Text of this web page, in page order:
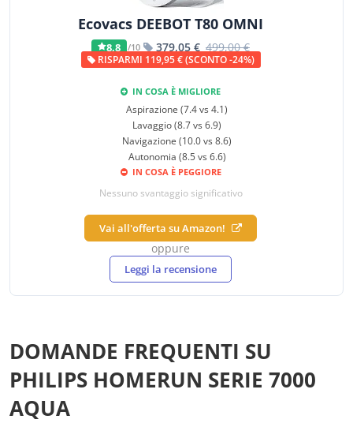
Ecovacs DEEBOT T80 OMNI
8,8 /10 379,05 € 499,00 €
RISPARMI 119,95 € (SCONTO -24%)
IN COSA È MIGLIORE
Aspirazione (7.4 vs 4.1)
Lavaggio (8.7 vs 6.9)
Navigazione (10.0 vs 8.6)
Autonomia (8.5 vs 6.6)
IN COSA È PEGGIORE
Nessuno svantaggio significativo
Vai all'offerta su Amazon!
oppure
Leggi la recensione
DOMANDE FREQUENTI SU
PHILIPS HOMERUN SERIE 7000
AQUA